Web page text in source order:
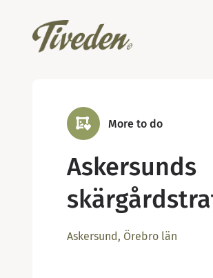
More to do
Askersunds
Askersund, Örebro län